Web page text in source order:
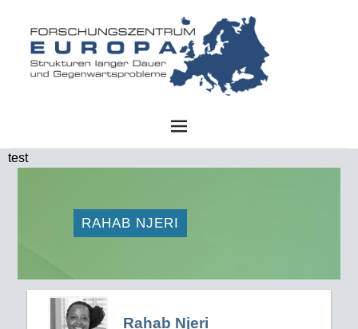
test
RAHAB NJERI
Rahab Njeri